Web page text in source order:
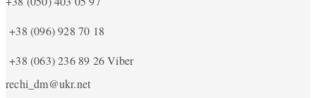
+38 (096) 928 70 18
+38 (063) 236 89 26Viber
rechi_dm@ukr.net